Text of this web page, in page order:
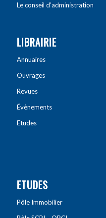
Le conseil d’administration
LIBRAIRIE
Annuaires
Ouvrages
Revues
Évènements
Etudes
ETUDES
Pôle Immobilier